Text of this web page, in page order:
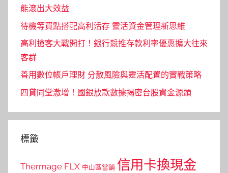
能滾出大效益
待機等買點搭配高利活存 靈活資金管理新思維
高利搶客大戰開打！銀行競推存款利率優惠擴大往來
客群
善用數位帳戶理財 分散風險與靈活配置的實戰策略
四貸同堂激增！國銀放款數據揭密台股資金源頭
標籤
Thermage FLX 中山區當舖 信用卡換現金